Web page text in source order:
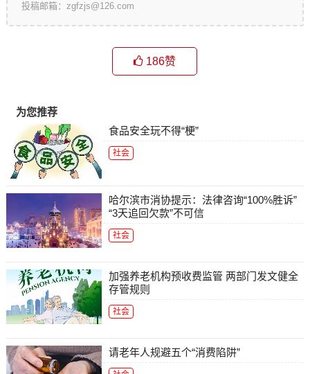
投稿邮箱：zgfzjs@126.com
186赞
为您推荐
食品安全玩不得“梗”
社会
哈尔滨市消协提示：法律咨询“100%胜诉”
“3天追回欠款”不可信
社会
加强养老机构预收费监管 两部门发文健全
存管规则
社会
请老年人规避五个“消费陷阱”